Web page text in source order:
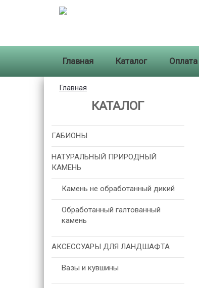
Главная Каталог Оплата
Вы
здесь
Главная
КАТАЛОГ
ГАБИОНЫ
НАТУРАЛЬНЫЙ ПРИРОДНЫЙ
КАМЕНЬ
Камень не обработанный дикий
Обработанный галтованный
камень
АКСЕССУАРЫ ДЛЯ ЛАНДШАФТА
Вазы и кувшины